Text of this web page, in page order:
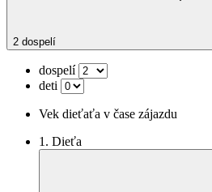
2 dospelí
dospelí
deti
Vek dieťaťa v čase zájazdu
1. Dieťa